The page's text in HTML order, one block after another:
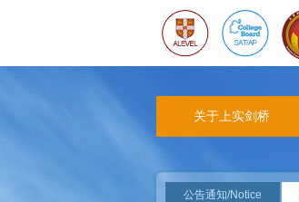
关于上实剑桥
公告通知/Notice